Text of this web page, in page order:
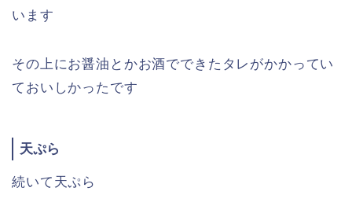
います
その上にお醤油とかお酒でできたタレがかかってい
ておいしかったです
天ぷら
続いて天ぷら